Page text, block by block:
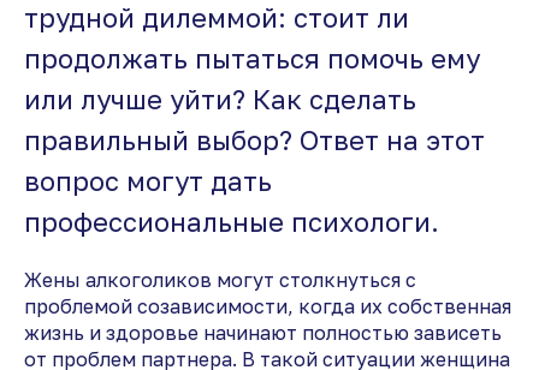
трудной дилеммой: стоит ли
продолжать пытаться помочь ему
или лучше уйти? Как сделать
правильный выбор? Ответ на этот
вопрос могут дать
профессиональные психологи.
Жены алкоголиков могут столкнуться с
проблемой созависимости, когда их собственная
жизнь и здоровье начинают полностью зависеть
от проблем партнера. В такой ситуации женщина